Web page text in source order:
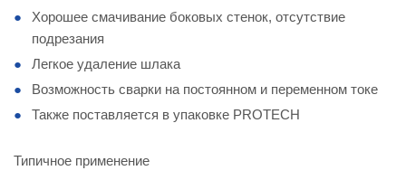
Хорошее смачивание боковых стенок, отсутствие
подрезания
Легкое удаление шлака
Возможность сварки на постоянном и переменном токе
Также поставляется в упаковке PROTECH
Типичное применение